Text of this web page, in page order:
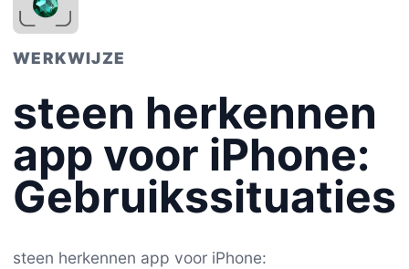
WERKWIJZE
steen herkennen
app voor iPhone:
Gebruikssituaties
steen herkennen app voor iPhone: